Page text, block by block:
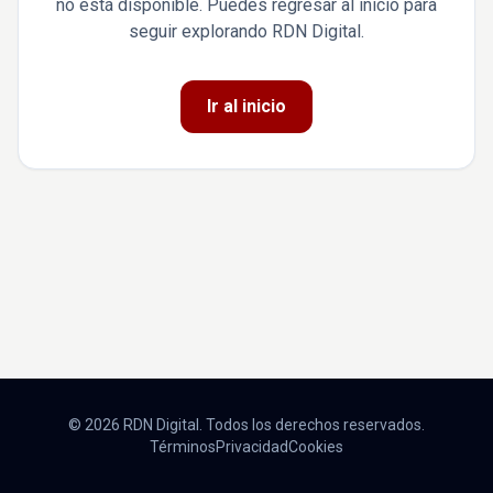
no está disponible. Puedes regresar al inicio para
seguir explorando RDN Digital.
Ir al inicio
© 2026 RDN Digital. Todos los derechos reservados.
TérminosPrivacidadCookies